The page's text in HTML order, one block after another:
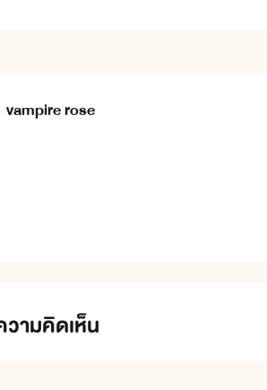
vampire rose
ามคิดเห็น